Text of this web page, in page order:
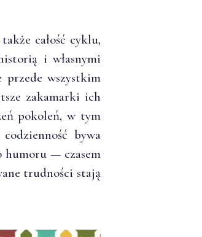
całość cyklu,
i własnymi
wszystkim
zakamarki ich
pokoleń, w tym
bywa
humoru — czasem
trudności stają